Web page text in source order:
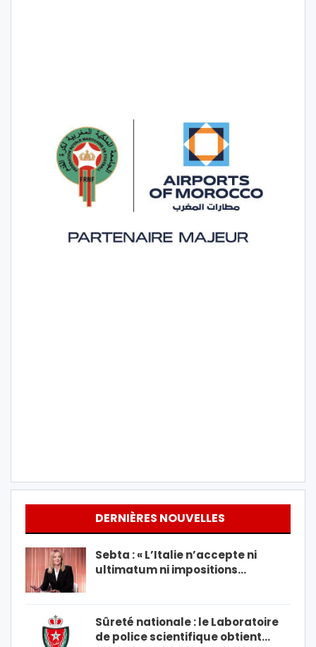
DERNIÈRES NOUVELLES
Sebta : « L’Italie n’accepte ni
ultimatum ni impositions…
Sûreté nationale : le Laboratoire
de police scientifique obtient…